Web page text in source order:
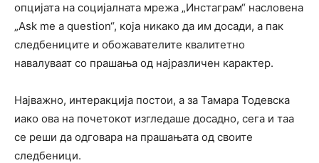
опцијата на социјалната мрежа „Инстаграм“ насловена
„Ask me a question“, која никако да им досади, а пак
следбениците и обожавателите квалитетно
навалуваат со прашања од најразличен карактер.
Најважно, интеракција постои, а за Тамара Тодевска
иако ова на почетокот изгледаше досадно, сега и таа
се реши да одговара на прашањата од своите
следбеници.